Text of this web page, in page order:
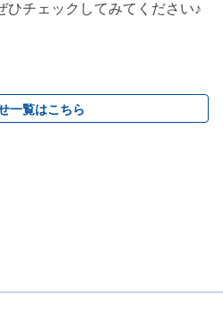
チェックしてみてください♪
一覧はこちら